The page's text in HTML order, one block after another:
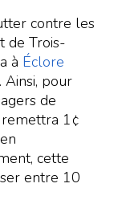
contre les
de Trois-
à Éclore
. Ainsi, pour
de
remettra 1¢
cette
entre 10